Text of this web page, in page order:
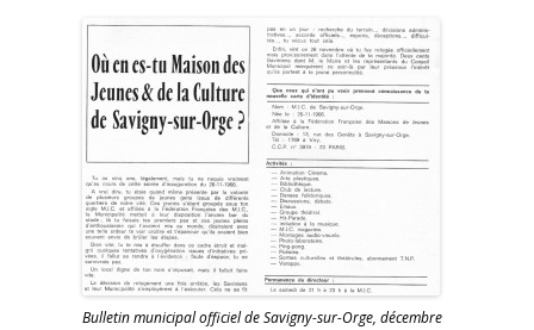
Bulletin municipal officiel de Savigny-sur-Orge, décembre